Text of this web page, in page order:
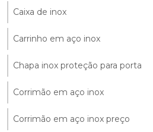
Caixa de inox
Carrinho em aço inox
Chapa inox proteção para porta
Corrimão em aço inox
Corrimão em aço inox preço